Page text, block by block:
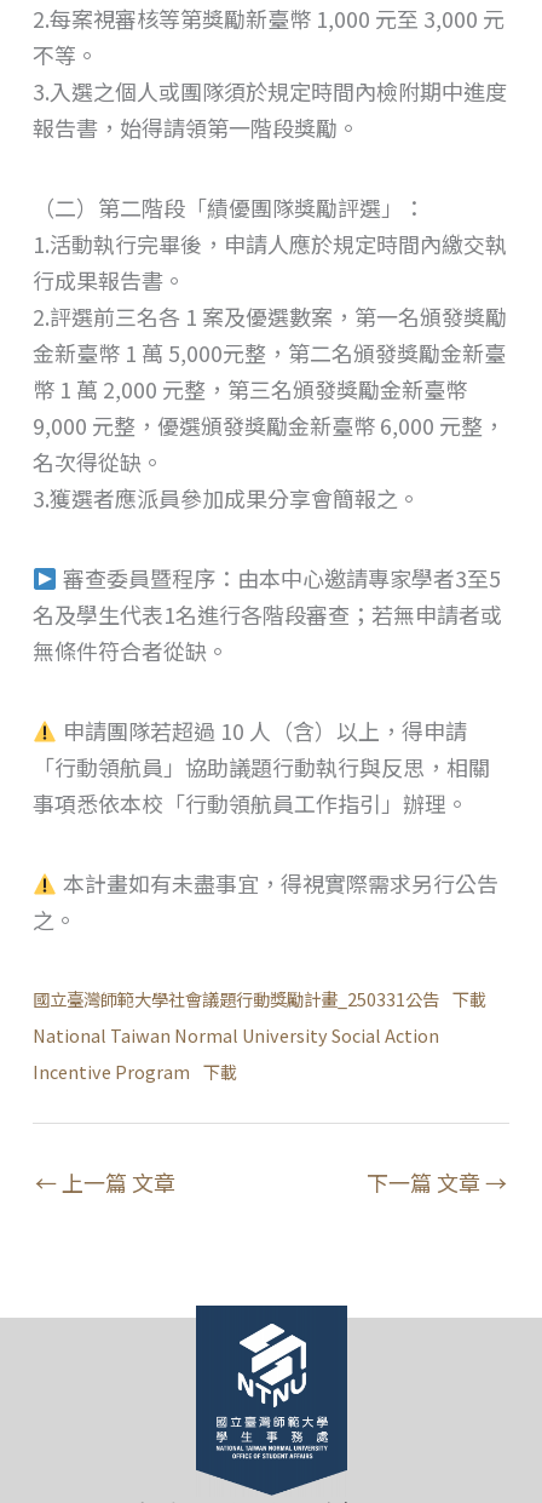
2.每案視審核等第獎勵新臺幣 1,000 元至 3,000 元
不等。
3.入選之個人或團隊須於規定時間內檢附期中進度
報告書，始得請領第一階段獎勵。
（二）第二階段「績優團隊獎勵評選」：
1.活動執行完畢後，申請人應於規定時間內繳交執
行成果報告書。
2.評選前三名各 1 案及優選數案，第一名頒發獎勵
金新臺幣 1 萬 5,000元整，第二名頒發獎勵金新臺
幣 1 萬 2,000 元整，第三名頒發獎勵金新臺幣
9,000 元整，優選頒發獎勵金新臺幣 6,000 元整，
名次得從缺。
3.獲選者應派員參加成果分享會簡報之。
審查委員暨程序：由本中心邀請專家學者3至5
名及學生代表1名進行各階段審查；若無申請者或
無條件符合者從缺。
申請團隊若超過 10 人（含）以上，得申請
「行動領航員」協助議題行動執行與反思，相關
事項悉依本校「行動領航員工作指引」辦理。
本計畫如有未盡事宜，得視實際需求另行公告
之。
國立臺灣師範大學社會議題行動獎勵計畫_250331公告 下載
National Taiwan Normal University Social Action
Incentive Program 下載
← 上一篇 文章 下一篇 文章→